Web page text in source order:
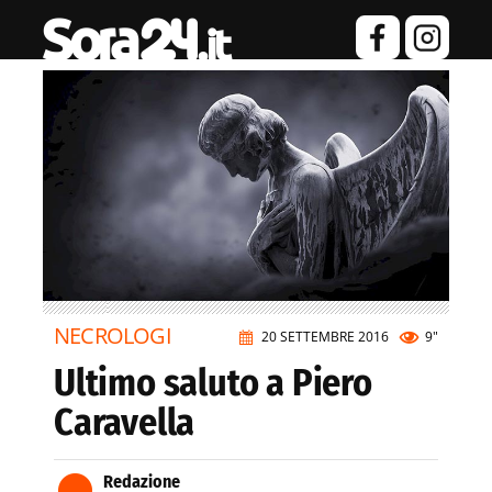
20 SETTEMBRE 2016 9"
NECROLOGI
Ultimo saluto a Piero
Caravella
Redazione